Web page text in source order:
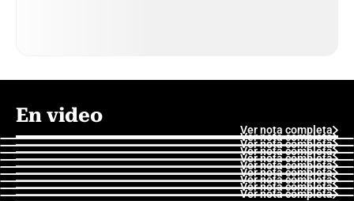
En video
Ver nota completa
Ver nota completa
Ver nota completa
Ver nota completa
Ver nota completa
Ver nota completa
Ver nota completa
Ver nota completa
Ver nota completa
Ver nota completa